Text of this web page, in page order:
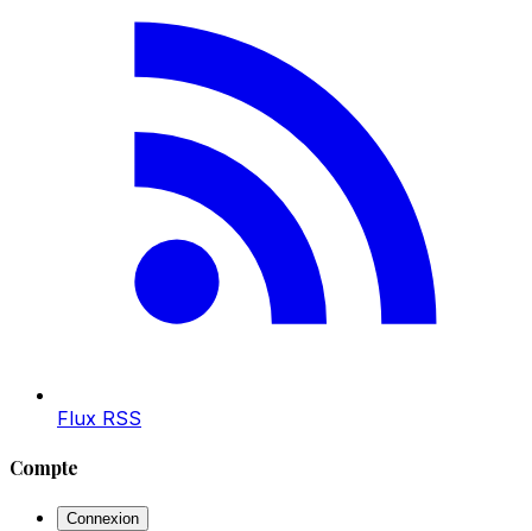
Flux RSS
Compte
Connexion